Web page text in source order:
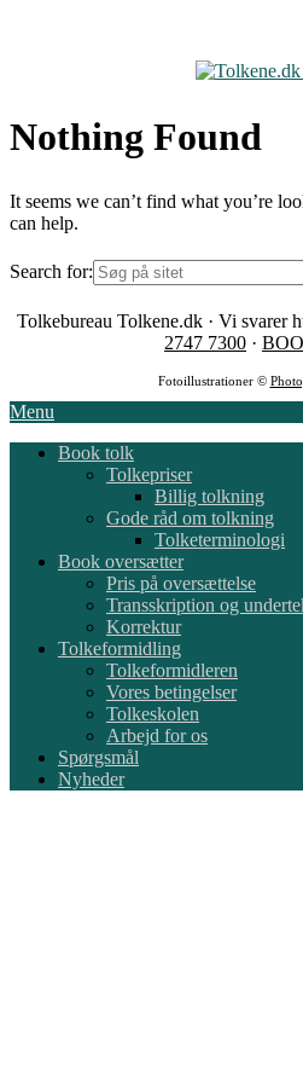
Nothing Found
It seems we can’t find what you’re
can help.
Search for:
Tolkebureau Tolkene.dk · Vi svarer
2747 7300 ·
Fotoillustrationer ©
Menu
Book tolk
Tolkepriser
Billig tolkning
Gode råd om tolkning
Tolketerminologi
Book oversætter
Pris på oversættelse
Transskription og
Korrektur
Tolkeformidling
Tolkeformidleren
Vores betingelser
Tolkeskolen
Arbejd for os
Spørgsmål
Nyheder